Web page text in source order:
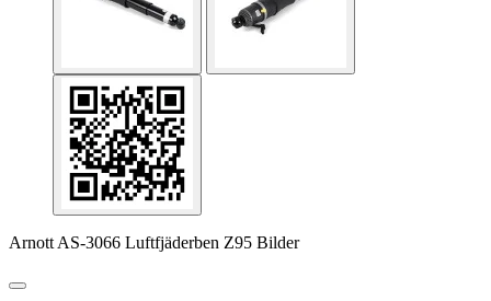
Arnott AS-3066 Luftfjäderben Z95 Bilder